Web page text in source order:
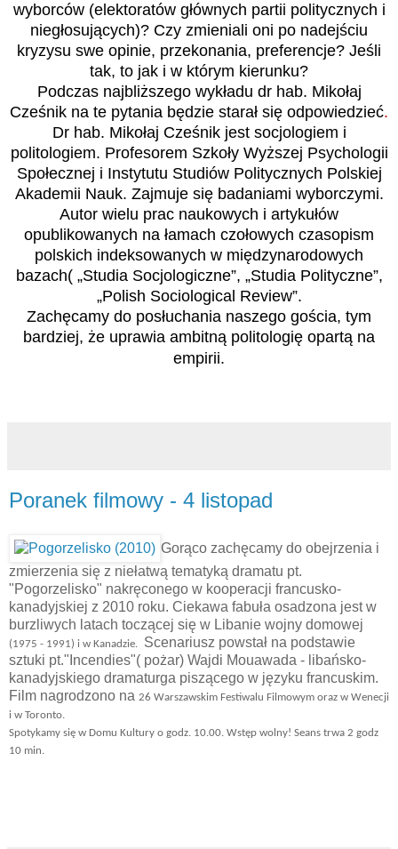
wyborców (elektoratów głównych partii politycznych i
niegłosujących)? Czy zmieniali oni po nadejściu
kryzysu swe opinie, przekonania, preferencje? Jeśli
tak, to jak i w którym kierunku?
Podczas najbliższego wykładu dr hab. Mikołaj
Cześnik na te pytania będzie starał się odpowiedzieć.
Dr hab. Mikołaj Cześnik jest socjologiem i
politologiem. Profesorem Szkoły Wyższej Psychologii
Społecznej i Instytutu Studiów Politycznych Polskiej
Akademii Nauk. Zajmuje się badaniami wyborczymi.
Autor wielu prac naukowych i artykułów
opublikowanych na łamach czołowych czasopism
polskich indeksowanych w międzynarodowych
bazach( „Studia Socjologiczne”, „Studia Polityczne”,
„Polish Sociological Review”.
Zachęcamy do posłuchania naszego gościa, tym
bardziej, że uprawia ambitną politologię opartą na
empirii.
Poranek filmowy - 4 listopad
Gorąco zachęcamy do obejrzenia i
zmierzenia się z niełatwą tematyką dramatu pt.
"Pogorzelisko" nakręconego w kooperacji francusko-
kanadyjskiej z 2010 roku. Ciekawa fabuła osadzona jest w
burzliwych latach toczącej się w Libanie wojny domowej
(1975 - 1991) i w Kanadzie.
Scenariusz powstał na podstawie
sztuki pt."Incendies"( pożar) Wajdi Mouawada - libańsko-
kanadyjskiego dramaturga piszącego w języku francuskim.
Film nagrodzono na 26 Warszawskim Festiwalu Filmowym oraz w Wenecji
i w Toronto.
Spotykamy się w Domu Kultury o godz. 10.00. Wstęp wolny! Seans trwa 2 godz
10 min.